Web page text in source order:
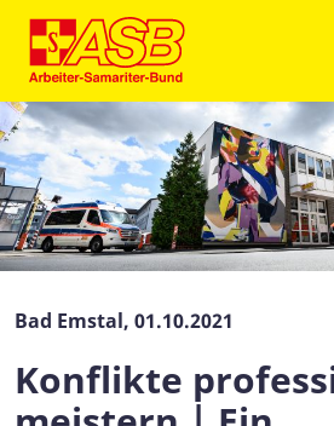
Bad Emstal, 01.10.2021
Konflikte